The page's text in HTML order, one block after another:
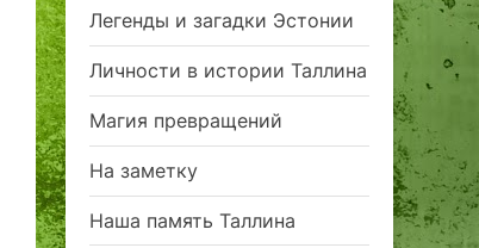
Легенды и загадки Эстонии
Личности в истории Таллина
Магия превращений
На заметку
Наша память Таллина